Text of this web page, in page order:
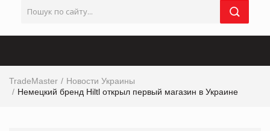
TradeMaster
Новости Украины
Немецкий бренд Hiltl открыл первый магазин в Украине